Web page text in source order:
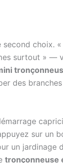
second choix.
surtout » —
des
sur un
un jardinage
tronçonneuse